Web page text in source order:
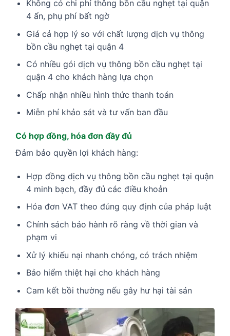
Không có chi phí thông bồn cầu nghẹt tại quận
4 ẩn, phụ phí bất ngờ
Giá cả hợp lý so với chất lượng dịch vụ thông
bồn cầu nghẹt tại quận 4
Có nhiều gói dịch vụ thông bồn cầu nghẹt tại
quận 4 cho khách hàng lựa chọn
Chấp nhận nhiều hình thức thanh toán
Miễn phí khảo sát và tư vấn ban đầu
Có hợp đồng, hóa đơn đầy đủ
Đảm bảo quyền lợi khách hàng:
Hợp đồng dịch vụ thông bồn cầu nghẹt tại quận
4 minh bạch, đầy đủ các điều khoản
Hóa đơn VAT theo đúng quy định của pháp luật
Chính sách bảo hành rõ ràng về thời gian và
phạm vi
Xử lý khiếu nại nhanh chóng, có trách nhiệm
Bảo hiểm thiệt hại cho khách hàng
Cam kết bồi thường nếu gây hư hại tài sản